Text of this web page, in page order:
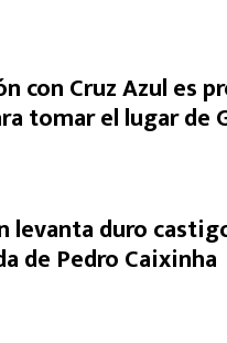
con Cruz Azul es
tomar el lugar de
levanta duro
de Pedro Caixinha